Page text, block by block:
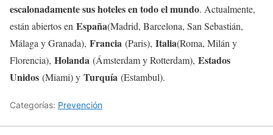
escalonadamente sus hoteles en todo el mundo. Actualmente,
están abiertos en España(Madrid, Barcelona, San Sebastián,
Málaga y Granada), Francia (Paris), Italia(Roma, Milán y
Florencia), Holanda (Ámsterdam y Rotterdam), Estados
Unidos (Miami) y Turquía (Estambul).
Categorías: Prevención